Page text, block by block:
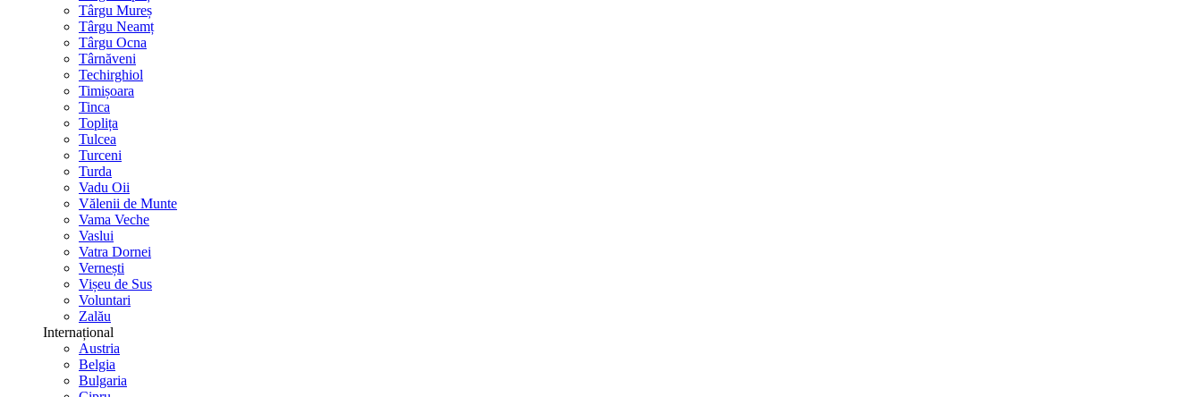
Târgu Mureș
Târgu Neamț
Târgu Ocna
Târnăveni
Techirghiol
Timișoara
Tinca
Toplița
Tulcea
Turceni
Turda
Vadu Oii
Vălenii de Munte
Vama Veche
Vaslui
Vatra Dornei
Vernești
Vișeu de Sus
Voluntari
Zalău
Internațional
Austria
Belgia
Bulgaria